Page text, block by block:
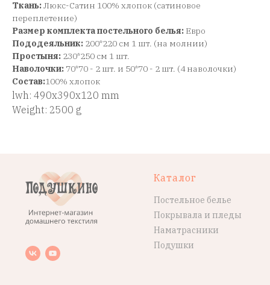
Ткань:Люкс-Сатин 100% хлопок (сатиновое
переплетение)
Размер комплекта постельного белья: Евро
Пододеяльник: 200*220 см 1 шт. (на молнии)
Простыня: 230*250 см 1 шт.
Наволочки: 70*70 - 2 шт. и 50*70 - 2 шт. (4 наволочки)
Состав:100% хлопок
lwh: 490x390x120 mm
Weight: 2500 g
Каталог
Постельное белье
Покрывала и пледы
Наматрасники
Подушки